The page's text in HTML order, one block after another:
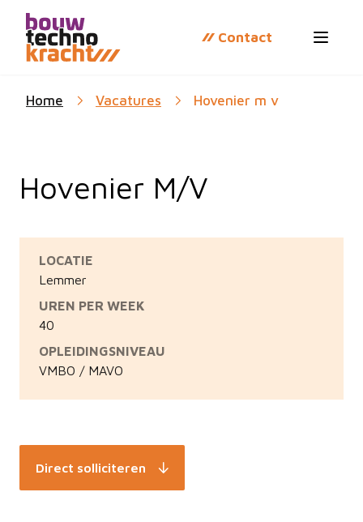
Contact
Open
Home Vacatures Hovenier m v
Hovenier M/V
LOCATIE
Lemmer
UREN PER WEEK
40
OPLEIDINGSNIVEAU
VMBO / MAVO
Direct solliciteren